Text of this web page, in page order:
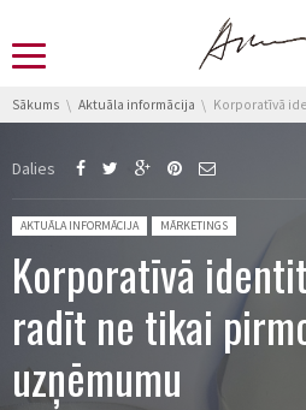
You are here:
Sākums Aktuāla informācija Korporatīvā identitāte palīdz radīt ne tikai pirmo iespaidu
Dalies
Posted in:
AKTUĀLA INFORMĀCIJA MĀRKETINGS
Korporatīvā
radīt ne tikai
uzņēmumu